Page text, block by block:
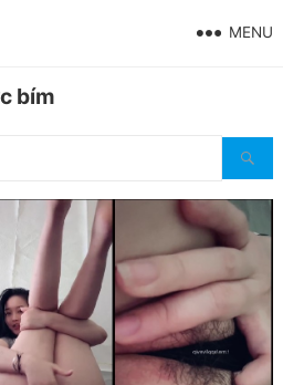
MENU
bím